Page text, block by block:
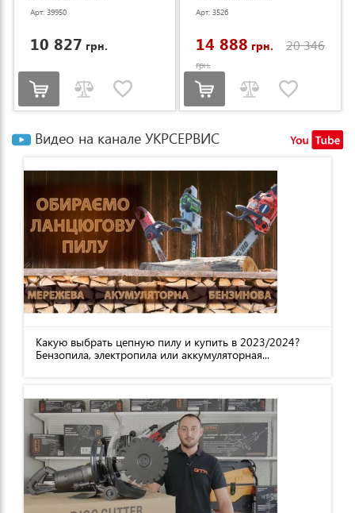
Арт: 39950
10 827 грн.
Арт: 3526
14 888 грн. 20 346
грн.
Видео на канале УКРСЕРВИС
Какую выбрать цепную пилу и купить в 2023/2024?
Бензопила, электропила или аккумуляторная...